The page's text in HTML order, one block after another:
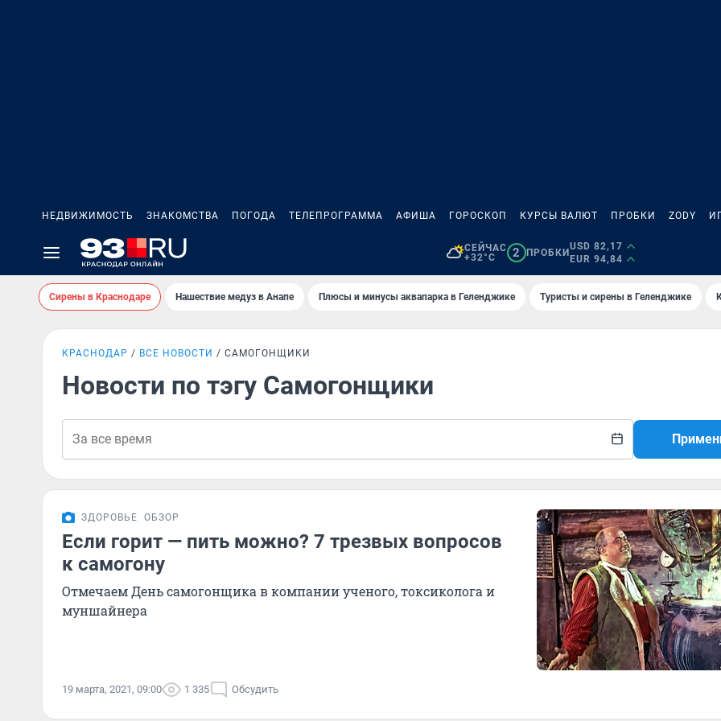
НЕДВИЖИМОСТЬ ЗНАКОМСТВА ПОГОДА ТЕЛЕПРОГРАММА АФИША ГОРОСКОП КУРСЫ ВАЛЮТ ПРОБКИ ZODY
СЕЙЧАС
+32°C
2 ПРОБКИ
USD 82,17
EUR 94,84
Сирены в Краснодаре Нашествие медуз в Анапе Плюсы и минусы аквапарка в Геленджике Туристы и сирены в Геленджике
КРАСНОДАР ВСЕ НОВОСТИ САМОГОНЩИКИ
Новости по тэгу Самогонщики
ЗДОРОВЬЕ ОБЗОР
Если горит — пить можно? 7 трезвых вопросов
к самогону
Отмечаем День самогонщика в компании ученого, токсиколога и
муншайнера
19 марта, 2021, 09:00 1 335 Обсудить